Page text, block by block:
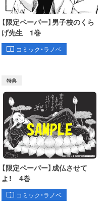
【限定ペーパー】男子校のくら
げ先生 1巻
コミック・ラノベ
特典
【限定ペーパー】成仏させて
よ！ 4巻
コミック・ラノベ